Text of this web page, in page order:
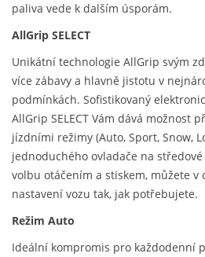
paliva vede k dalším úsporám.
AllGrip SELECT
Unikátní technologie AllGrip svým
více zábavy a hlavně jistotu v
podmínkách. Sofistikovaný
AllGrip SELECT Vám dává možnost
jízdními režimy (Auto, Sport, Snow,
jednoduchého ovladače na
volbu otáčením a stiskem, můžete v
nastavení vozu tak, jak potřebujete.
Režim Auto
Ideální kompromis pro každodenní